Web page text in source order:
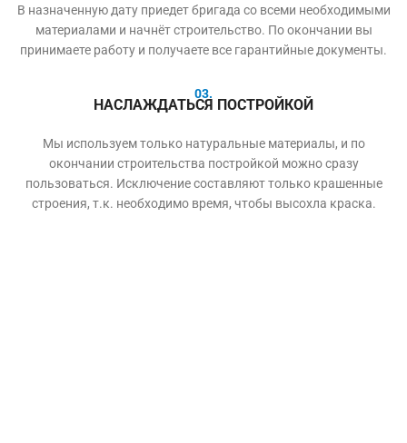
В назначенную дату приедет бригада со всеми необходимыми
материалами и начнёт строительство. По окончании вы
принимаете работу и получаете все гарантийные документы.
03.
НАСЛАЖДАТЬСЯ ПОСТРОЙКОЙ
Мы используем только натуральные материалы, и по
окончании строительства постройкой можно сразу
пользоваться. Исключение составляют только крашенные
строения, т.к. необходимо время, чтобы высохла краска.